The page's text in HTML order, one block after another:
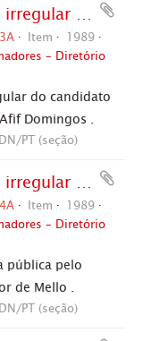
Propaganda política irregular da candidatura “Afif Presidente” (PL) nas eleições de 1989 (São Paulo-SP, 1989). / Crédito: Autoria desconhecida
Item
1989
– Diretório
do candidato
Domingos .
PT (seção)
Propaganda política irregular da candidatura “Afif Presidente” (PL) nas eleições de 1989 (Palmas-TO, 1989). / Crédito: Autoria desconhecida
Item
1989
– Diretório
pública pelo
de Mello .
PT (seção)